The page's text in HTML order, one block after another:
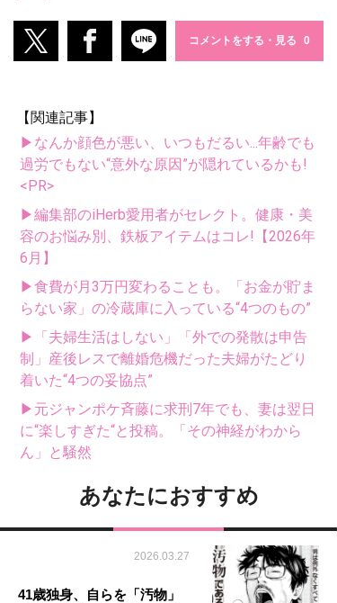
コメントをする・見る
【関連記事】
▶なんか顔色が悪い、いつもだるい...年齢でも
過労でもない“意外な原因”が隠れているかも!
<PR>
▶編集部のiHerb愛用者がセレクト。健康・美
容のお悩み別、鉄板アイテムはコレ!【2026年
6月】
▶食費が月3万円変わることも。「お金が貯ま
らない家」の冷蔵庫に入っている“4つのもの”
▶「夫婦生活はしない」「外での発散は申告
制」産後レスで離婚危機だった夫婦がたどり
着いた“4つの妥協点”
▶元ジャンポケ斉藤に求刑7年でも、妻は翌日
に“楽しすぎた“と投稿。「その神経がわから
ん」と騒然
あなたにおすすめ
2026.03.27
41歳独身、自らを「汚物」